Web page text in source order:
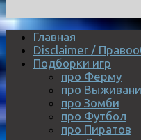
Главная
Disclaimer /
Подборки игр
про Ферму
про
про Зомби
про Футбол
про Пиратов